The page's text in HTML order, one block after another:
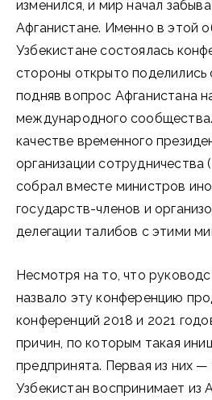
изменился, и мир начал
Афганистане. Именно в этой
Узбекистане состоялась
стороны открыто поделились
подняв вопрос Афганистана
международного
качестве временного
организации
собрал вместе министров
государств-членов и
делегации талибов с этими
Несмотря на то, что
назвало эту конференцию
конференций 2018 и 2021
причин, по которым такая
предпринята. Первая из них
Узбекистан воспринимает из